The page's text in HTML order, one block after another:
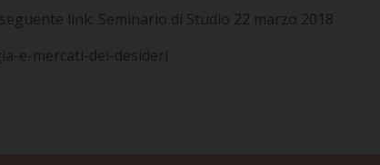
link: Seminario di Studio 22 marzo 2018
e-mercati-dei-desideri